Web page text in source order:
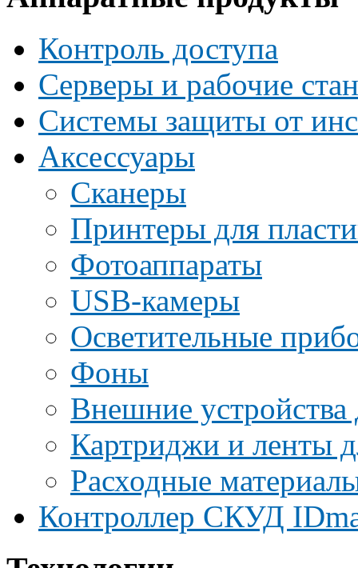
Контроль доступа
Серверы и рабочие
Системы защиты от
Аксессуары
Сканеры
Принтеры для
Фотоаппараты
USB-камеры
Осветительные
Фоны
Внешние
Картриджи и ленты
Расходные
Контроллер СКУД